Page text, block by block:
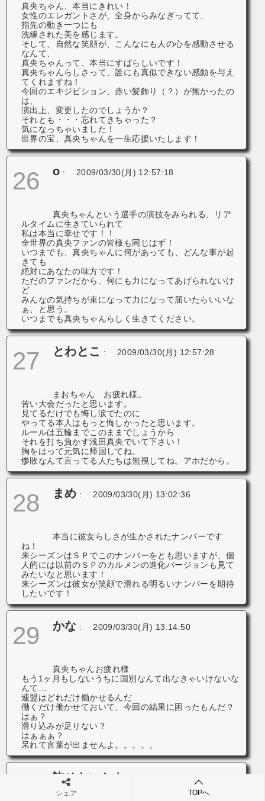
真央ちゃん、本当にきれい！
女性のエレガントさが、全身からみなぎってて、
指先の動き一つにも
洗練された美を感じます。
そして、自然な笑顔が、こんなにも人の心を感動させる
なんて、
真央ちゃんって、本当にすばらしいです！
真央ちゃんらしさって、誰にも真似できない感動を与え
てくれますね！
今回のエキジビション、赤い髪飾り（？）が無かったの
は、
演出上、変更したのでしょうか？
それとも・・・忘れてきちゃった？
気になっちゃいました！
世界の宝、真央ちゃんを一生応援いたします！
26 o : 2009/03/30(月) 12:57:18
真央ちゃんという選手の演技をみられる、リア
ルタイムに生きていられて
私は本当に幸せです！！
全世界の真央ファンの皆様も同じはず！
いつまでも、真央ちゃんに何があっても、どんな事が起
きても
絶対にあなたの味方です！
ただのファンだから、何にも力になってあげられないけ
ど
みんなの気持ちが束になって力になって届いたらいいな
ぁ、と思う。
いつまでも真央ちゃんらしく生きてください。
27 とわとこ : 2009/03/30(月) 12:57:28
まおちゃん お疲れ様。
苦い大会だったと思います。
見てるだけでも悔し涙でたのに
やってる本人はもっと悔しかったと思います。
ルールは五輪までこのままでしょうから
それを打ち負かす浅田真央でいて下さい！
胸をはって元気に帰国してね。
惨敗なんて言ってる人たちは無視してね。アホだから。
28 まめ : 2009/03/30(月) 13:02:36
本当に彼女らしさが生かされたナンバーです
ね！
来シーズンはＳＰでこのナンバーをとも思いますが、個
人的には以前のＳＰのカルメンの進化バージョンも見て
みたいなと思います！
来シーズンは彼女が笑顔で滑れる明るいナンバーを期待
したいです！
29 かな : 2009/03/30(月) 13:14:50
真央ちゃんお疲れ様
もう1ヶ月もしないうちに国別なんて出なきゃいけないな
んて…
連盟はどれだけ働かせるんだ
働くだけ働かせておいて、今回の結果に困ったもんだ？
はぁ？
滑り込みが足りない？
はぁぁぁ？
呆れて言葉が出ませんよ。。。。。
許せないかも
2009/03/30(月)
13:29:36
シェア TOPへ